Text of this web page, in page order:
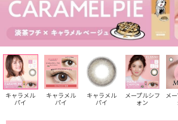
キャラメル
パイ
キャラメル
パイ
キャラメル
パイ
メープルシフ
ォン
メ